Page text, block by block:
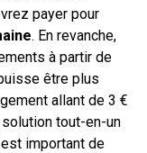
payer pour
. En revanche,
à partir de
être plus
allant de 3 €
tout-en-un
important de